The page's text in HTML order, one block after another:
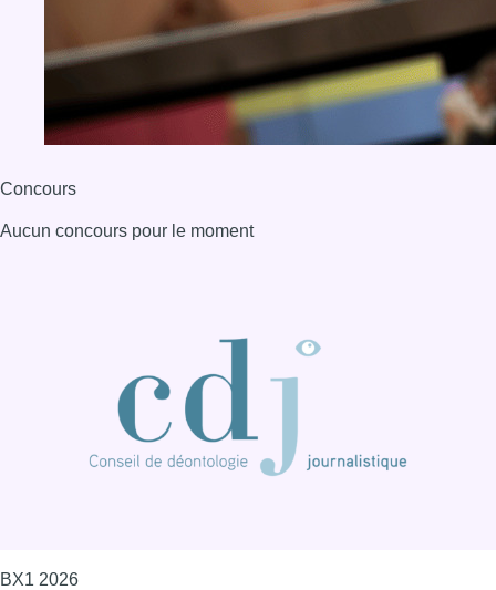
Concours
Aucun concours pour le moment
BX1 2026